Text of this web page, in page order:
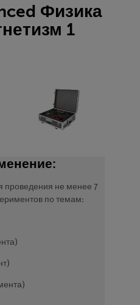
Физика
1
проведения не менее 7
по темам: